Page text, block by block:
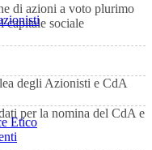
Etico
di azioni a voto plurimo
capitale sociale
degli Azionisti e CdA
per la nomina del CdA e